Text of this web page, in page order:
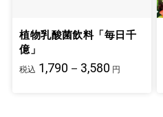
植物乳酸菌飲料「毎日千
億」
税込 1,790－3,580 円